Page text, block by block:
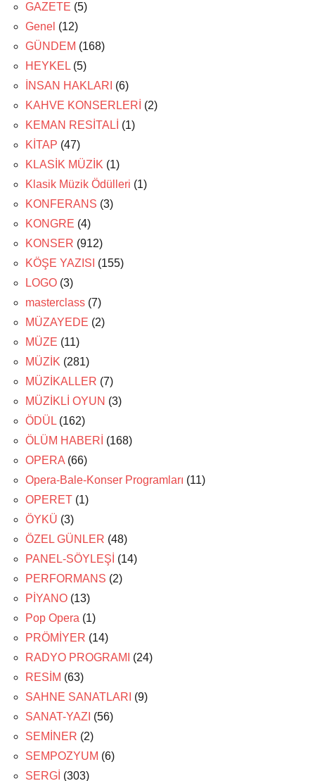
GAZETE (5)
Genel (12)
GÜNDEM (168)
HEYKEL (5)
İNSAN HAKLARI (6)
KAHVE KONSERLERİ (2)
KEMAN RESİTALİ (1)
KİTAP (47)
KLASİK MÜZİK (1)
Klasik Müzik Ödülleri (1)
KONFERANS (3)
KONGRE (4)
KONSER (912)
KÖŞE YAZISI (155)
LOGO (3)
masterclass (7)
MÜZAYEDE (2)
MÜZE (11)
MÜZİK (281)
MÜZİKALLER (7)
MÜZİKLİ OYUN (3)
ÖDÜL (162)
ÖLÜM HABERİ (168)
OPERA (66)
Opera-Bale-Konser Programları (11)
OPERET (1)
ÖYKÜ (3)
ÖZEL GÜNLER (48)
PANEL-SÖYLEŞİ (14)
PERFORMANS (2)
PİYANO (13)
Pop Opera (1)
PRÖMİYER (14)
RADYO PROGRAMI
(24)
RESİM (63)
SAHNE SANATLARI (9)
SANAT-YAZI (56)
SEMİNER (2)
SEMPOZYUM (6)
SERGİ (303)